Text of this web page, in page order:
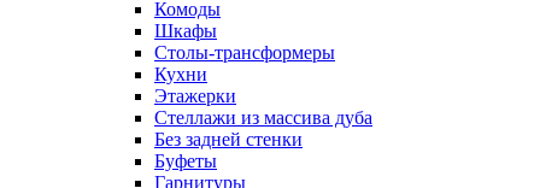
Комоды
Шкафы
Столы-трансформеры
Кухни
Этажерки
Стеллажи из массива дуба
Без задней стенки
Буфеты
Гарнитуры